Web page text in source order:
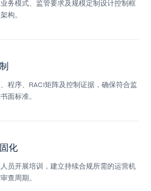
务模式、监管要求及规模定制设计控制框
构。
程序、RACI矩阵及控制证据，确保符合监
面标准。
化
员开展培训，建立持续合规所需的运营机
查周期。